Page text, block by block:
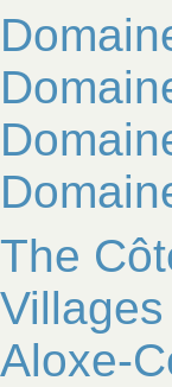
The
Villages
Aloxe-